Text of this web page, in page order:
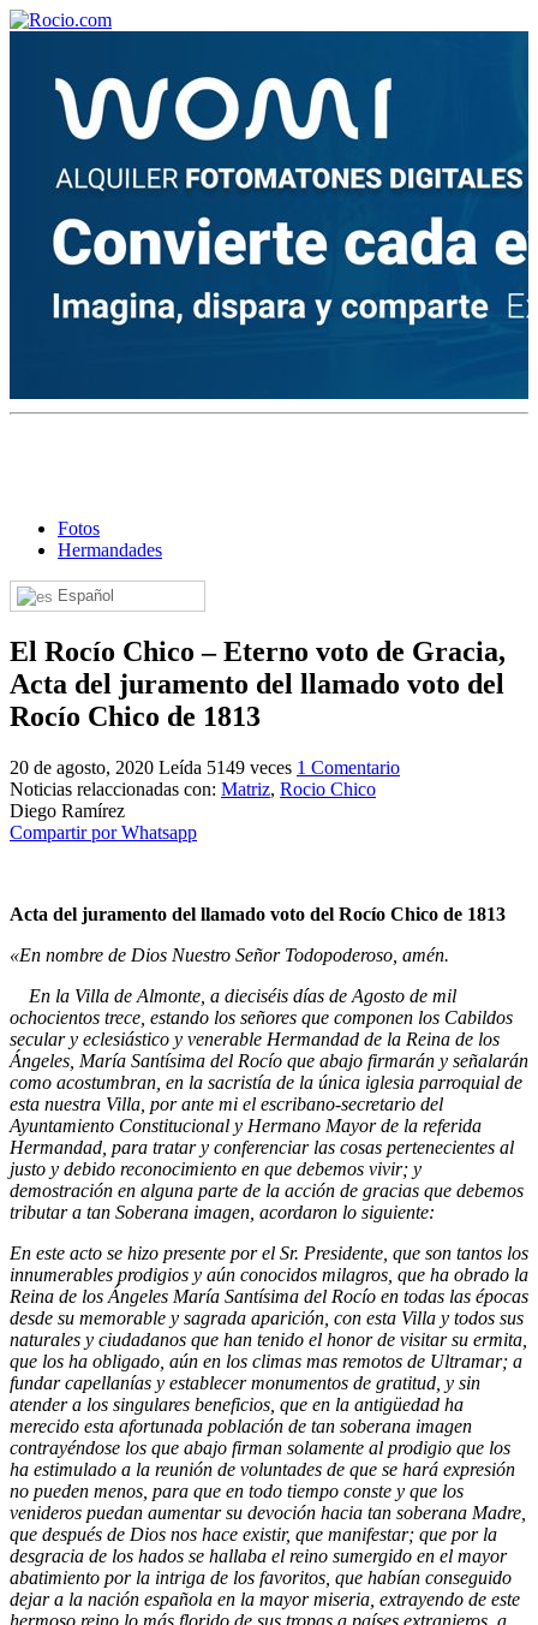
Fotos
Hermandades
Español
El Rocío Chico – Eterno voto de Gracia,
Acta del juramento del llamado voto del
Rocío Chico de 1813
20 de agosto, 2020 Leída 5149 veces 1 Comentario
Noticias relaccionadas con: Matriz, Rocio Chico
Diego Ramírez
Compartir por Whatsapp
Acta del juramento del llamado voto del Rocío Chico de 1813
«En nombre de Dios Nuestro Señor Todopoderoso, amén.
En la Villa de Almonte, a dieciséis días de Agosto de mil
ochocientos trece, estando los señores que componen los Cabildos
secular y eclesiástico y venerable Hermandad de la Reina de los
Ángeles, María Santísima del Rocío que abajo firmarán y señalarán
como acostumbran, en la sacristía de la única iglesia parroquial de
esta nuestra Villa, por ante mi el escribano-secretario del
Ayuntamiento Constitucional y Hermano Mayor de la referida
Hermandad, para tratar y conferenciar las cosas pertenecientes al
justo y debido reconocimiento en que debemos vivir; y
demostración en alguna parte de la acción de gracias que debemos
tributar a tan Soberana imagen, acordaron lo siguiente:
En este acto se hizo presente por el Sr. Presidente, que son tantos los
innumerables prodigios y aún conocidos milagros, que ha obrado la
Reina de los Ángeles María Santísima del Rocío en todas las épocas
desde su memorable y sagrada aparición, con esta Villa y todos sus
naturales y ciudadanos que han tenido el honor de visitar su ermita,
que los ha obligado, aún en los climas mas remotos de Ultramar; a
fundar capellanías y establecer monumentos de gratitud, y sin
atender a los singulares beneficios, que en la antigüedad ha
merecido esta afortunada población de tan soberana imagen
contrayéndose los que abajo firman solamente al prodigio que los
ha estimulado a la reunión de voluntades de que se hará expresión
no pueden menos, para que en todo tiempo conste y que los
venideros puedan aumentar su devoción hacia tan soberana Madre,
que después de Dios nos hace existir, que manifestar; que por la
desgracia de los hados se hallaba el reino sumergido en el mayor
abatimiento por la intriga de los favoritos, que habían conseguido
dejar a la nación española en la mayor miseria, extrayendo de este
hermoso reino lo más florido de sus tropas a países extranjeros, a
¡Bienvenido! Soy el asistente virtual de rocio.com.
¿En qué puedo ayudarte?
¿Cuándo se construyó la primera ermita?
El traslado cada siete años
¿Cuales son los actos principales que se celebran en el
Quiero hacer el camino,¿que tengo que hacer?
En el Rocío, ¿dónde me alojo?